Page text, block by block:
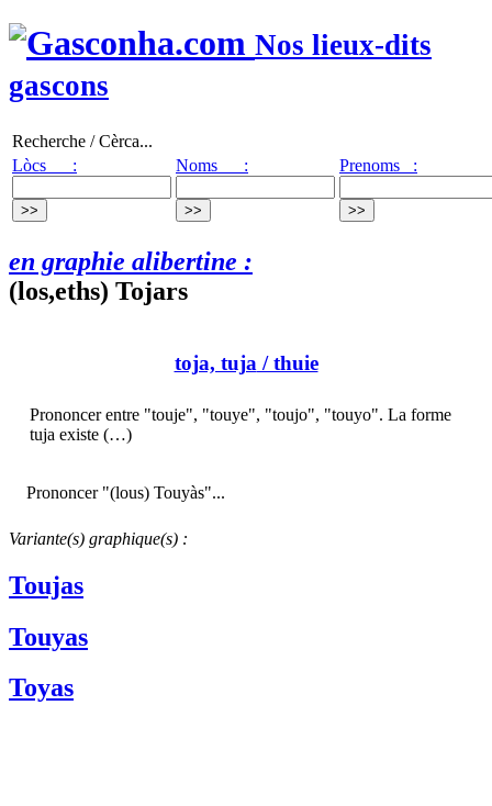
Nos lieux-dits
gascons
Recherche / Cèrca...
Lòcs :
Noms : Prenoms :
en graphie alibertine :
(los,eths) Tojars
toja, tuja/ thuie
Prononcer entre "touje", "touye", "toujo", "touyo". La forme
tuja existe (…)
Prononcer "(lous) Touyàs"...
Variante(s) graphique(s) :
Toujas
Touyas
Toyas